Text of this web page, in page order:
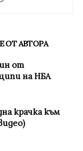
ОТ АВТОРА
от
на НБА
крачка към